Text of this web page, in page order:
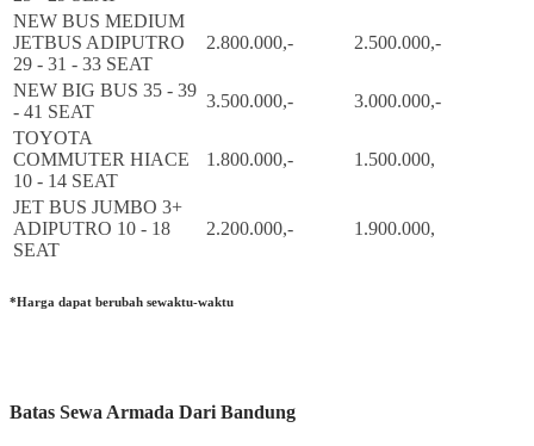
NEW BUS MEDIUM
JETBUS ADIPUTRO
29 - 31 - 33 SEAT
2.800.000,- 2.500.000,-
NEW BIG BUS 35 - 39
- 41 SEAT
3.500.000,-
3.000.000,-
TOYOTA
COMMUTER HIACE
10 - 14 SEAT
1.800.000,- 1.500.000,
JET BUS JUMBO 3+
ADIPUTRO 10 - 18
SEAT
2.200.000,- 1.900.000,
*Harga dapat berubah sewaktu-waktu
Batas Sewa Armada Dari Bandung